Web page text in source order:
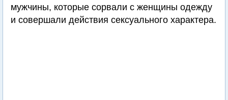
мужчины, которые сорвали с женщины одежду
и совершали действия сексуального характера.